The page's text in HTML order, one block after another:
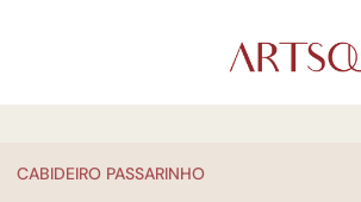
CABIDEIRO PASSARINHO